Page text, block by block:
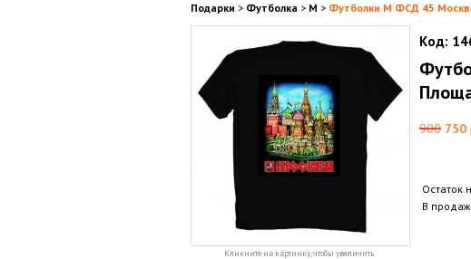
Подарки > Футболка > M > Футболки M ФСД 45
Кликните на картинку, чтобы увеличить
Код:
900 750
Остаток
В